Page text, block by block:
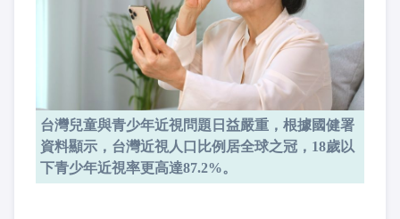
台灣兒童與青少年近視問題日益嚴重，根據國健署
資料顯示，台灣近視人口比例居全球之冠，18歲以
下青少年近視率更高達87.2%。